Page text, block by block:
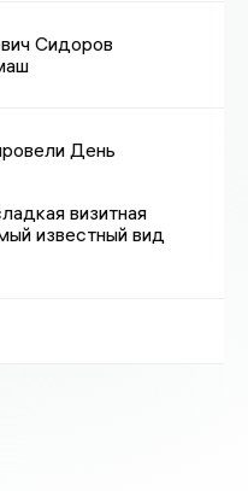
Сидоров
День
визитная
известный вид